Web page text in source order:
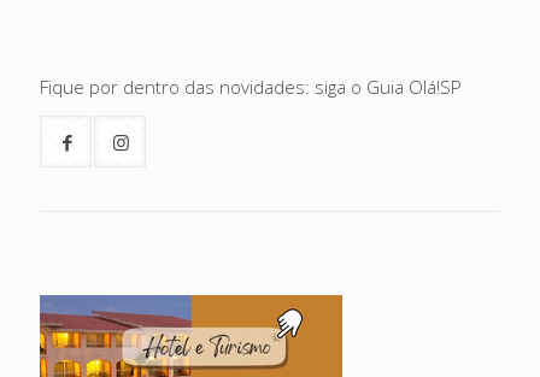
Fique por dentro das novidades: siga o Guia Olá!SP